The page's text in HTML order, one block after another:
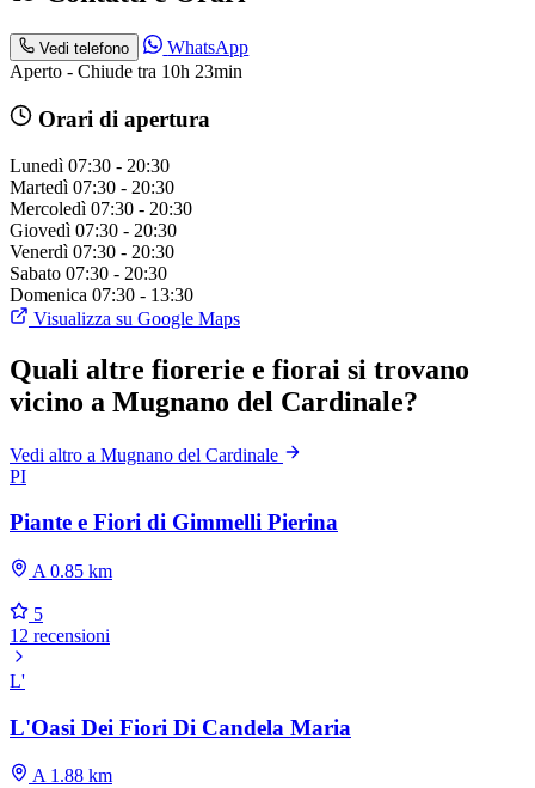
Vedi telefono
WhatsApp
Aperto - Chiude tra 10h 23min
Orari di apertura
Lunedì 07:30 - 20:30
Martedì 07:30 - 20:30
Mercoledì 07:30 - 20:30
Giovedì 07:30 - 20:30
Venerdì 07:30 - 20:30
Sabato 07:30 - 20:30
Domenica 07:30 - 13:30
Visualizza su Google Maps
Quali altre fiorerie e fiorai si trovano
vicino a Mugnano del Cardinale?
Vedi altro a Mugnano del Cardinale
PI
Piante e Fiori di Gimmelli Pierina
A 0.85 km
5
12 recensioni
L'
L'Oasi Dei Fiori Di Candela Maria
A 1.88 km